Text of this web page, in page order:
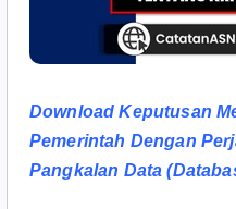
Download Keputusan
Pemerintah Dengan
Pangkalan Data